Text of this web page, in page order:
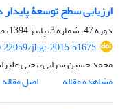
ارزیابی سطح توسعۀ
دوره 47، شماره 3، پاییز 1394، صفحه
jhgr.2015.51675
محمد حسین سرایی، یحیی
مشاهده مقاله
اصل مقاله